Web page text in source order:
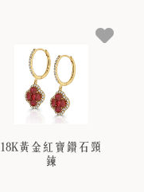
18K黃金紅寶鑽石頸
鍊